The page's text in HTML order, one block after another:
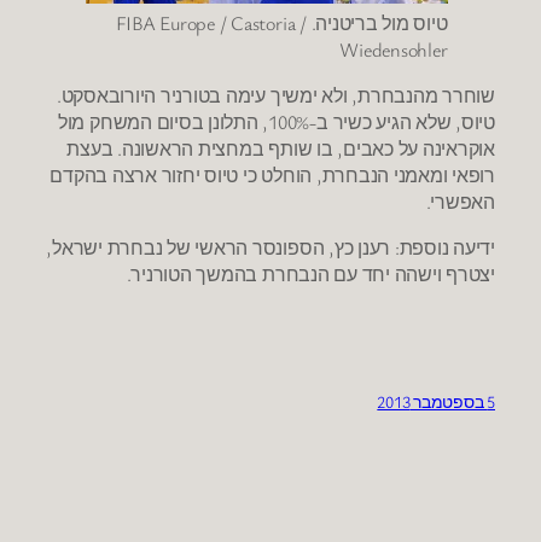
טיוס מול בריטניה. FIBA Europe / Castoria /
Wiedensohler
שוחרר מהנבחרת, ולא ימשיך עימה בטורניר היורובאסקט.
טיוס, שלא הגיע כשיר ב-100%, התלונן בסיום המשחק מול
אוקראינה על כאבים, בו שותף במחצית הראשונה. בעצת
רופאי ומאמני הנבחרת, הוחלט כי טיוס יחזור ארצה בהקדם
האפשרי.
ידיעה נוספת: רענן כץ, הספונסר הראשי של נבחרת ישראל,
יצטרף וישהה יחד עם הנבחרת בהמשך הטורניר.
5 בספטמבר 2013